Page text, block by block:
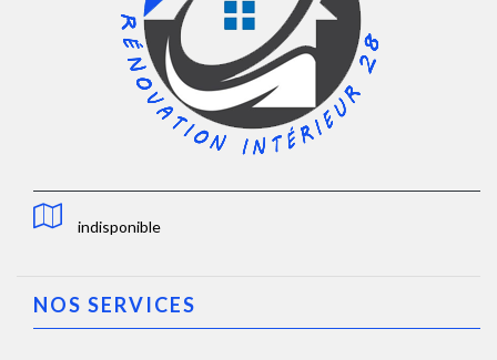
indisponible
NOS SERVICES